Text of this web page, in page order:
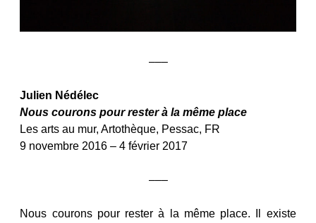
–––
Julien Nédélec
Nous courons pour rester à la même place
Les arts au mur, Artothèque, Pessac, FR
9 novembre 2016 – 4 février 2017
–––
Nous courons pour rester à la même place. Il existe